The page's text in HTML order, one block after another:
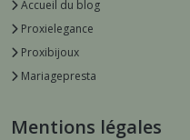
Accueil du blog
Proxielegance
Proxibijoux
Mariagepresta
Mentions légales